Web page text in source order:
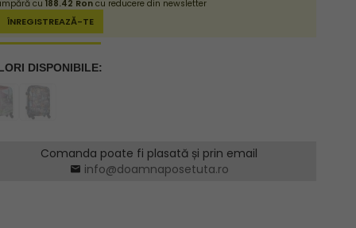
Comanda poate fi plasată și prin email
info@doamnaposetuta.ro